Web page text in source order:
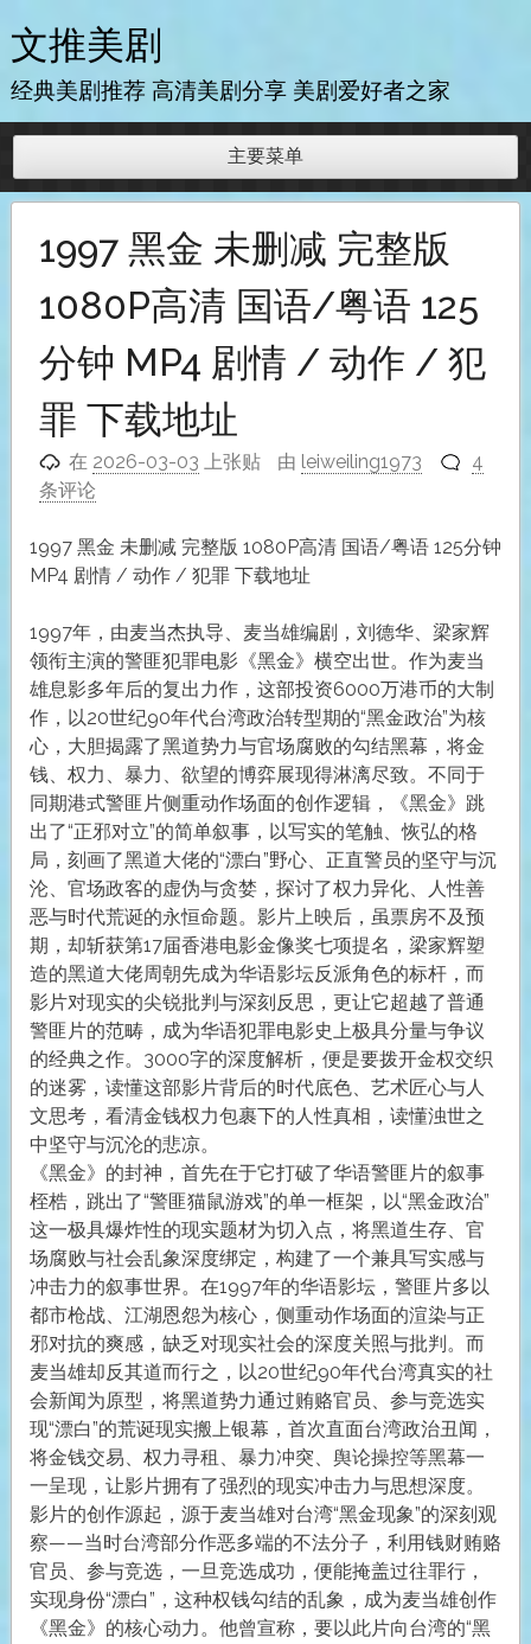
至
内
文推美剧
经典美剧推荐 高清美剧分享 美剧爱好者之家
主要菜单
1997 黑金 未删减 完整版
1080P高清 国语/粤语 125
分钟 MP4 剧情 / 动作 / 犯
罪 下载地址
在 2026-03-03 上张贴 由 leiweiling1973
4
条评论
1997 黑金 未删减 完整版 1080P高清 国语/粤语 125分钟
MP4 剧情 / 动作 / 犯罪 下载地址
1997年，由麦当杰执导、麦当雄编剧，刘德华、梁家辉
领衔主演的警匪犯罪电影《黑金》横空出世。作为麦当
雄息影多年后的复出力作，这部投资6000万港币的大制
作，以20世纪90年代台湾政治转型期的“黑金政治”为核
心，大胆揭露了黑道势力与官场腐败的勾结黑幕，将金
钱、权力、暴力、欲望的博弈展现得淋漓尽致。不同于
同期港式警匪片侧重动作场面的创作逻辑，《黑金》跳
出了“正邪对立”的简单叙事，以写实的笔触、恢弘的格
局，刻画了黑道大佬的“漂白”野心、正直警员的坚守与沉
沦、官场政客的虚伪与贪婪，探讨了权力异化、人性善
恶与时代荒诞的永恒命题。影片上映后，虽票房不及预
期，却斩获第17届香港电影金像奖七项提名，梁家辉塑
造的黑道大佬周朝先成为华语影坛反派角色的标杆，而
影片对现实的尖锐批判与深刻反思，更让它超越了普通
警匪片的范畴，成为华语犯罪电影史上极具分量与争议
的经典之作。3000字的深度解析，便是要拨开金权交织
的迷雾，读懂这部影片背后的时代底色、艺术匠心与人
文思考，看清金钱权力包裹下的人性真相，读懂浊世之
中坚守与沉沦的悲凉。
《黑金》的封神，首先在于它打破了华语警匪片的叙事
桎梏，跳出了“警匪猫鼠游戏”的单一框架，以“黑金政治”
这一极具爆炸性的现实题材为切入点，将黑道生存、官
场腐败与社会乱象深度绑定，构建了一个兼具写实感与
冲击力的叙事世界。在1997年的华语影坛，警匪片多以
都市枪战、江湖恩怨为核心，侧重动作场面的渲染与正
邪对抗的爽感，缺乏对现实社会的深度关照与批判。而
麦当雄却反其道而行之，以20世纪90年代台湾真实的社
会新闻为原型，将黑道势力通过贿赂官员、参与竞选实
现“漂白”的荒诞现实搬上银幕，首次直面台湾政治丑闻，
将金钱交易、权力寻租、暴力冲突、舆论操控等黑幕一
一呈现，让影片拥有了强烈的现实冲击力与思想深度。
影片的创作源起，源于麦当雄对台湾“黑金现象”的深刻观
察——当时台湾部分作恶多端的不法分子，利用钱财贿赂
官员、参与竞选，一旦竞选成功，便能掩盖过往罪行，
实现身份“漂白”，这种权钱勾结的乱象，成为麦当雄创作
《黑金》的核心动力。他曾宣称，要以此片向台湾的“黑